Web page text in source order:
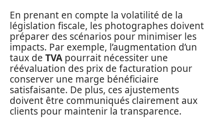
En prenant en compte la volatilité de la
législation fiscale, les photographes doivent
préparer des scénarios pour minimiser les
impacts. Par exemple, l’augmentation d’un
taux de TVA pourrait nécessiter une
réévaluation des prix de facturation pour
conserver une marge bénéficiaire
satisfaisante. De plus, ces ajustements
doivent être communiqués clairement aux
clients pour maintenir la transparence.